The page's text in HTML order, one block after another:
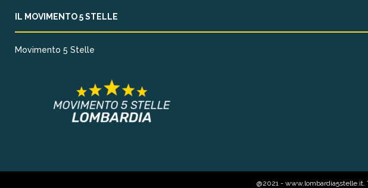
IL MOVIMENTO 5 STELLE
Movimento 5 Stelle
@2021 -